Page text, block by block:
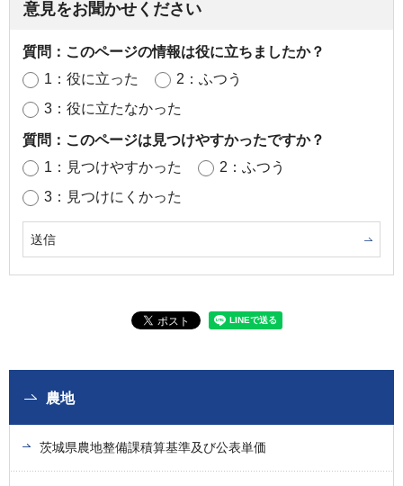
意見をお聞かせください
質問：このページの情報は役に立ちましたか？
1：役に立った
2：ふつう
3：役に立たなかった
質問：このページは見つけやすかったですか？
1：見つけやすかった
2：ふつう
3：見つけにくかった
農地
茨城県農地整備課積算基準及び公表単価